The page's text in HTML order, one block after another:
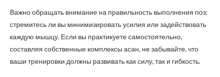
Важно обращать внимание на правильность выполнения поз:
стремитесь ли вы минимизировать усилия или задействовать
каждую мышцу. Если вы практикуете самостоятельно,
составляя собственные комплексы асан, не забывайте, что
ваши тренировки должны развивать как силу, так и гибкость.